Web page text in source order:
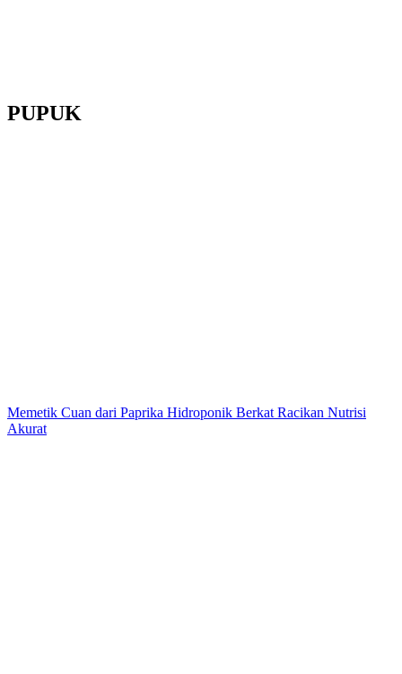
PUPUK
Memetik Cuan dari Paprika Hidroponik Berkat Racikan Nutrisi
Akurat